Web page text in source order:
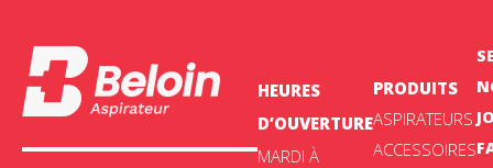
HEURES
D’OUVERTURE
MARDI À
PRODUITS
ASPIRATEURS
ACCESSOIRES